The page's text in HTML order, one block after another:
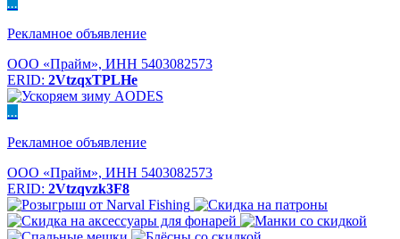
...
Рекламное объявление
ООО «Прайм», ИНН 5403082573
ERID: 2VtzqxTPLHe
...
Рекламное объявление
ООО «Прайм», ИНН 5403082573
ERID: 2Vtzqvzk3F8